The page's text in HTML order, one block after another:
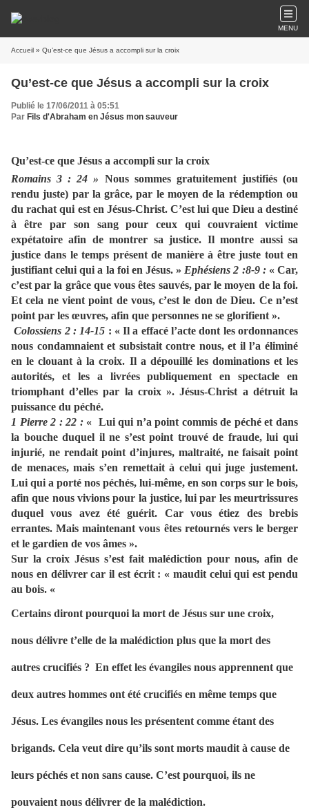
MENU
Accueil » Qu’est-ce que Jésus a accompli sur la croix
Qu’est-ce que Jésus a accompli sur la croix
Publié le 17/06/2011 à 05:51
Par Fils d'Abraham en Jésus mon sauveur
Qu’est-ce que Jésus a accompli sur la croix
Romains 3 : 24 » Nous sommes gratuitement justifiés (ou
rendu juste) par la grâce, par le moyen de la rédemption ou
du rachat qui est en Jésus-Christ. C’est lui que Dieu a destiné
à être par son sang pour ceux qui couvraient victime
expétatoire afin de montrer sa justice. Il montre aussi sa
justice dans le temps présent de manière à être juste tout en
justifiant celui qui a la foi en Jésus. » Ephésiens 2 :8-9 :« Car,
c’est par la grâce que vous êtes sauvés, par le moyen de la foi.
Et cela ne vient point de vous, c’est le don de Dieu. Ce n’est
point par les œuvres, afin que personnes ne se glorifient ».
Colossiens 2 : 14-15 : « Il a effacé l’acte dont les ordonnances
nous condamnaient et subsistait contre nous, et il l’a éliminé
en le clouant à la croix. Il a dépouillé les dominations et les
autorités, et les a livrées publiquement en spectacle en
triomphant d’elles par la croix ». Jésus-Christ a détruit la
puissance du péché.
1 Pierre 2 : 22 : « Lui qui n’a point commis de péché et dans
la bouche duquel il ne s’est point trouvé de fraude, lui qui
injurié, ne rendait point d’injures, maltraité, ne faisait point
de menaces, mais s’en remettait à celui qui juge justement.
Lui qui a porté nos péchés, lui-même, en son corps sur le bois,
afin que nous vivions pour la justice, lui par les meurtrissures
duquel vous avez été guérit. Car vous étiez des brebis
errantes. Mais maintenant vous êtes retournés vers le berger
et le gardien de vos âmes ».
Sur la croix Jésus s’est fait malédiction pour nous, afin de
nous en délivrer car il est écrit : « maudit celui qui est pendu
au bois. «
Certains diront pourquoi la mort de Jésus sur une croix,
nous délivre t’elle de la malédiction plus que la mort des
autres crucifiés ? En effet les évangiles nous apprennent que
deux autres hommes ont été crucifiés en même temps que
Jésus. Les évangiles nous les présentent comme étant des
brigands. Cela veut dire qu’ils sont morts maudit à cause de
leurs péchés et non sans cause. C’est pourquoi, ils ne
pouvaient nous délivrer de la malédiction.